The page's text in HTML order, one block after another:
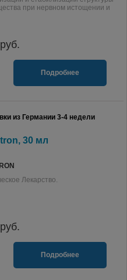
при нервном истощении и
Подробнее
из Германии 3-4 недели
30 мл
Лекарство.
руб.
Подробнее